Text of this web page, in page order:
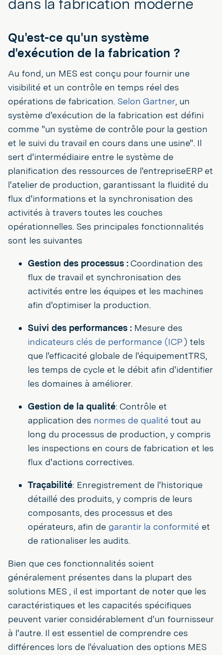
Qu'est-ce qu'un système
d'exécution de la fabrication ?
Au fond, un MES est conçu pour fournir une
visibilité et un contrôle en temps réel des
opérations de fabrication. Selon Gartner, un
système d'exécution de la fabrication est défini
comme "un système de contrôle pour la gestion
et le suivi du travail en cours dans une usine". Il
sert d'intermédiaire entre le système de
planification des ressources de l'entrepriseERP et
l'atelier de production, garantissant la fluidité du
flux d'informations et la synchronisation des
activités à travers toutes les couches
opérationnelles. Ses principales fonctionnalités
sont les suivantes
Gestion des processus : Coordination des
flux de travail et synchronisation des
activités entre les équipes et les machines
afin d'optimiser la production.
Suivi des performances : Mesure des
indicateurs clés de performance (ICP) tels
que l'efficacité globale de l'équipementTRS,
les temps de cycle et le débit afin d'identifier
les domaines à améliorer.
Gestion de la qualité: Contrôle et
application des normes de qualité tout au
long du processus de production, y compris
les inspections en cours de fabrication et les
flux d'actions correctives.
Traçabilité: Enregistrement de l'historique
détaillé des produits, y compris de leurs
composants, des processus et des
opérateurs, afin de garantir la conformité et
de rationaliser les audits.
Bien que ces fonctionnalités soient
généralement présentes dans la plupart des
solutions MES , il est important de noter que les
caractéristiques et les capacités spécifiques
peuvent varier considérablement d'un fournisseur
à l'autre. Il est essentiel de comprendre ces
différences lors de l'évaluation des options MES